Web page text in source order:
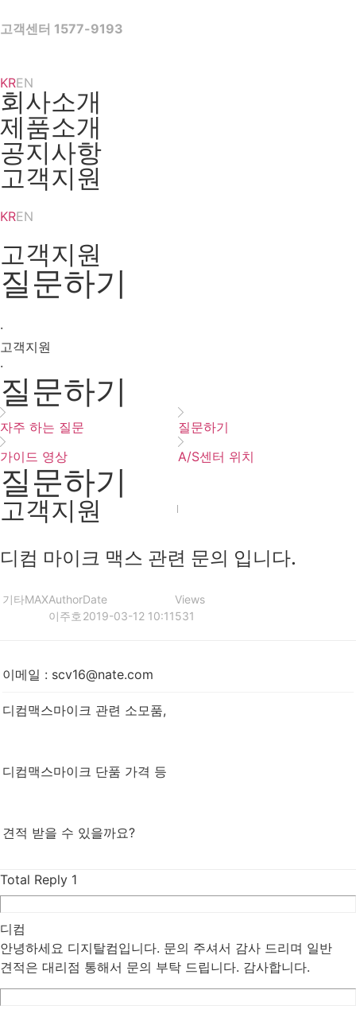
to
고객센터 1577-9193
KREN
회사소개
제품소개
공지사항
고객지원
KREN
고객지원
질문하기
·
고객지원
·
질문하기
자주 하는 질문
질문하기
가이드 영상
A/S센터 위치
질문하기
고객지원
디컴 마이크 맥스 관련 문의 입니다.
기타MAXAuthor
이주호
Date
2019-03-12 10:11
Views
531
이메일 : scv16@nate.com
디컴맥스마이크 관련 소모품,
디컴맥스마이크 단품 가격 등
견적 받을 수 있을까요?
Total Reply 1
디컴
안녕하세요 디지탈컴입니다. 문의 주셔서 감사 드리며 일반
견적은 대리점 통해서 문의 부탁 드립니다. 감사합니다.